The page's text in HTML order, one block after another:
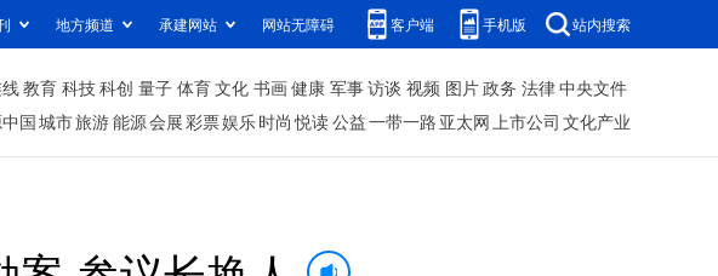
地方频道 承建网站 网站无障碍 客户端 手机版 站内搜索
教育 科技科创 量子 体育文化 书画健康 军事访谈 视频 图片政务 法律中央文件
国城市旅游能源会展彩票娱乐时尚 悦读公益一带一路 亚太网上市公司 文化产业